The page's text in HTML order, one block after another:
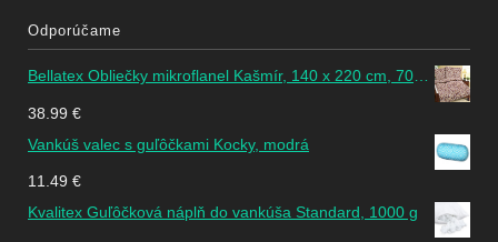
Odporúčame
Bellatex Obliečky mikroflanel Kašmír, 140 x 220 cm, 70 x 90 cm
38.99 €
Vankúš valec s guľôčkami Kocky, modrá
11.49 €
Kvalitex Guľôčková náplň do vankúša Standard, 1000 g